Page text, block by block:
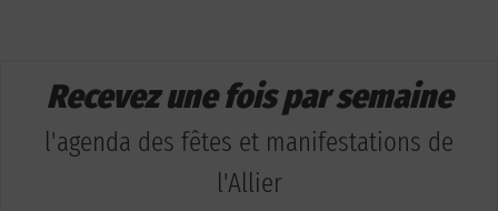
Recevez une fois par semaine
l'agenda des fêtes et manifestations de
l'Allier